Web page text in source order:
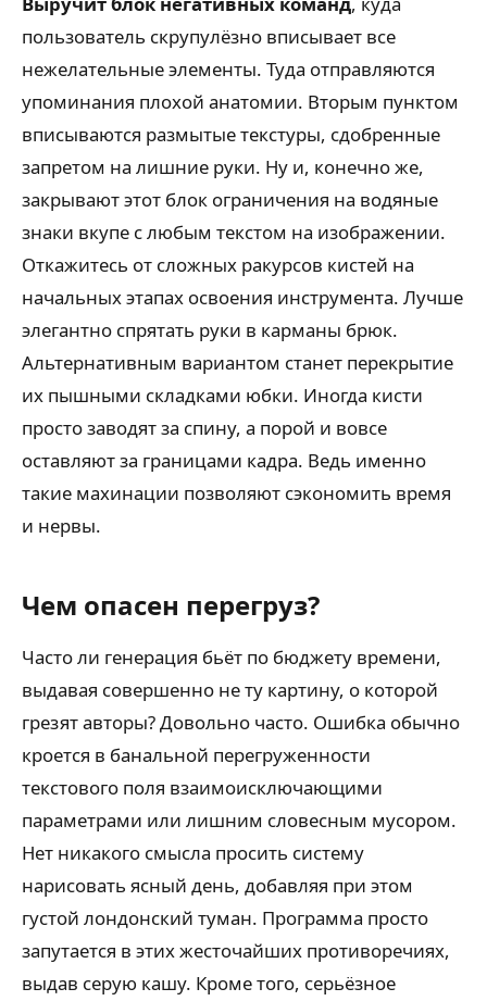
пользователь скрупулёзно вписывает все
нежелательные элементы. Туда отправляются
упоминания плохой анатомии. Вторым пунктом
вписываются размытые текстуры, сдобренные
запретом на лишние руки. Ну и, конечно же,
закрывают этот блок ограничения на водяные
знаки вкупе с любым текстом на изображении.
Откажитесь от сложных ракурсов кистей на
начальных этапах освоения инструмента. Лучше
элегантно спрятать руки в карманы брюк.
Альтернативным вариантом станет перекрытие
их пышными складками юбки. Иногда кисти
просто заводят за спину, а порой и вовсе
оставляют за границами кадра. Ведь именно
такие махинации позволяют сэкономить время
и нервы.
Чем опасен перегруз?
Часто ли генерация бьёт по бюджету времени,
выдавая совершенно не ту картину, о которой
грезят авторы? Довольно часто. Ошибка обычно
кроется в банальной перегруженности
текстового поля взаимоисключающими
параметрами или лишним словесным мусором.
Нет никакого смысла просить систему
нарисовать ясный день, добавляя при этом
густой лондонский туман. Программа просто
запутается в этих жесточайших противоречиях,
выдав серую кашу. Кроме того, серьёзное